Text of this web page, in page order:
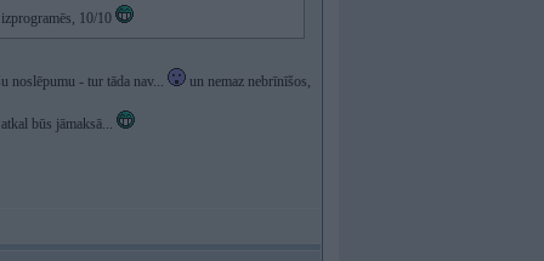
10/10
noslēpumu - tur tāda nav... un nemaz nebrīnīšos,
būs jāmaksā...